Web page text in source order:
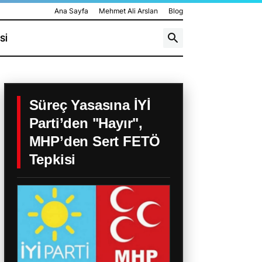
Ana Sayfa Mehmet Ali Arslan Blog
Süreç Yasasına İYİ
Parti’den "Hayır",
MHP’den Sert FETÖ
Tepkisi